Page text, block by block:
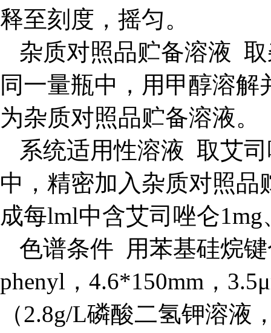
释至刻度，摇匀。
杂质对照品贮备溶液
同一量瓶中，用甲醇溶
为杂质对照品贮备溶液。
系统适用性溶液 取艾
中，精密加入杂质对照
成每lml中含艾司唑仑
色谱条件 用苯基硅烷
phenyl，4.6*150mm，
（2.8g/L磷酸二氢钾溶